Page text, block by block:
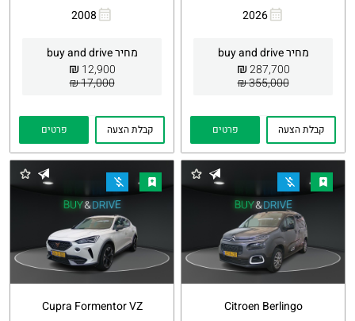
2026
מחיר buy and drive
287,700
₪
355,000 ₪
Whatsapp
קבלת הצעה פרטים
2008
מחיר buy and drive
12,900
₪
17,000 ₪
Whatsapp
קבלת הצעה פרטים
Citroen Berlingo
Cupra Formentor VZ